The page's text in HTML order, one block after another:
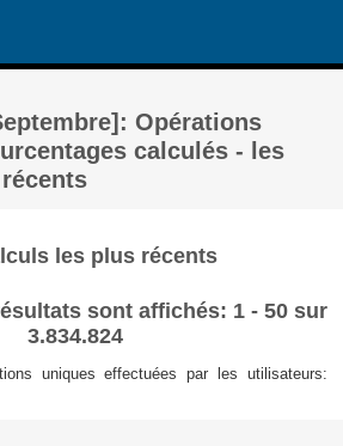
Opérations
calculés - les
les plus récents
sont affichés: 1 - 50 sur
3.834.824
uniques effectuées par les utilisateurs: